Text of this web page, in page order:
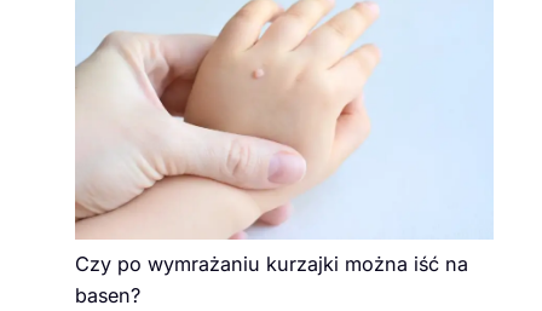
Czy po wymrażaniu kurzajki można iść na
basen?